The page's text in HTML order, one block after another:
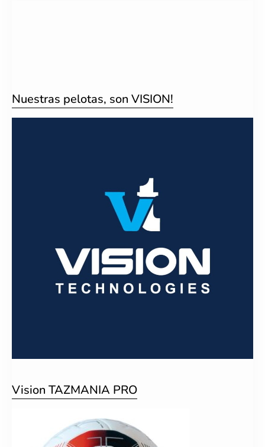
Nuestras pelotas, son VISION!
Vision TAZMANIA PRO